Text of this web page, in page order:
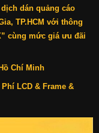
dán quảng cáo
TP.HCM với thông
cùng mức giá ưu đãi
Chí Minh
LCD & Frame &